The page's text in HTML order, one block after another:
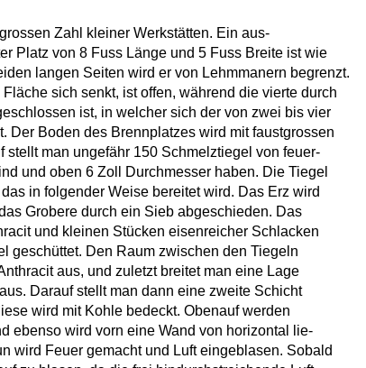
Zahl kleiner Werkstätten. Ein aus-
Platz von 8 Fuss Länge und 5 Fuss Breite ist wie
langen Seiten wird er von Lehmmanern begrenzt.
sich senkt, ist offen, während die vierte durch
ist, in welcher sich der von zwei bis vier
Der Boden des Brennplatzes wird mit faustgrossen
stellt man ungefähr 150 Schmelztiegel von feuer-
und oben 6 Zoll Durchmesser haben. Die Tiegel
in folgender Weise bereitet wird. Das Erz wird
Grobere durch ein Sieb abgeschieden. Das
und kleinen Stücken eisenreicher Schlacken
geschüttet. Den Raum zwischen den Tiegeln
aus, und zuletzt breitet man eine Lage
Darauf stellt man dann eine zweite Schicht
wird mit Kohle bedeckt. Obenauf werden
ebenso wird vorn eine Wand von horizontal lie-
wird Feuer gemacht und Luft eingeblasen. Sobald